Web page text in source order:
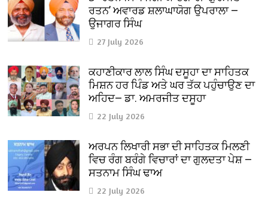
ਰਤਨ’ ਅਵਾਰਡ ਸ਼ਲਾਘਾਯੋਗ ਉਪਰਾਲਾ —
ਉਜਾਗਰ ਸਿੰਘ
27 July 2026
ਕਹਾਣੀਕਾਰ ਲਾਲ ਸਿੰਘ ਦਸੂਹਾ ਦਾ ਸਾਹਿਤਕ
ਮਿਸ਼ਨ ਹਰ ਪਿੰਡ ਅਤੇ ਘਰ ਤੱਕ ਪਹੁੰਚਾਉਣ ਦਾ
ਅਹਿਦ— ਡਾ. ਅਮਰਜੀਤ ਦਸੂਹਾ
22 July 2026
ਅਰਪਨ ਲਿਖਾਰੀ ਸਭਾ ਦੀ ਸਾਹਿਤਕ ਮਿਲਣੀ
ਵਿਚ ਰੰਗ ਬਰੰਗੇ ਵਿਚਾਰਾਂ ਦਾ ਗੁਲਦਤਾ ਪੇਸ਼ —
ਸਤਨਾਮ ਸਿੰਘ ਢਾਅ
22 July 2026